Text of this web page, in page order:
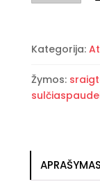
Sraigtas
kartos
Kategorija:
Žymos:
APRAŠYMAS